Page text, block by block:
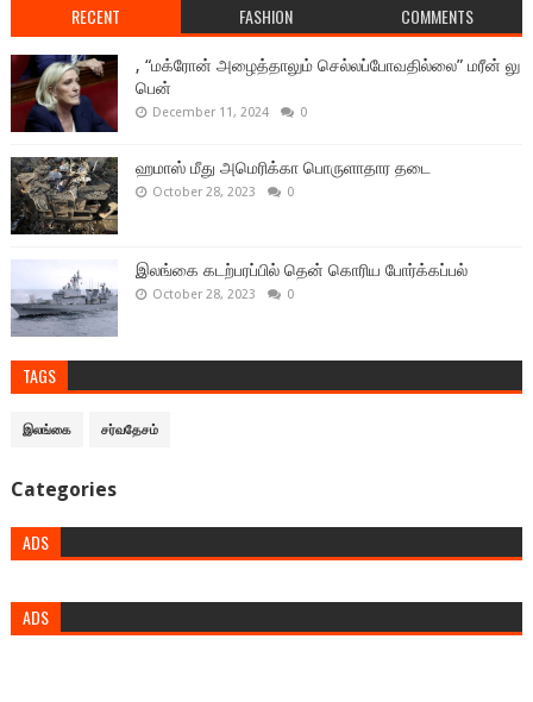
RECENT FASHION COMMENTS
, “மக்ரோன் அழைத்தாலும் செல்லப்போவதில்லை” மரீன் லு
பென்
December 11, 2024 0
ஹமாஸ் மீது அமெரிக்கா பொருளாதார தடை
October 28, 2023 0
இலங்கை கடற்பரப்பில் தென் கொரிய போர்க்கப்பல்
October 28, 2023 0
TAGS
இலங்கை சர்வதேசம்
Categories
ADS
ADS